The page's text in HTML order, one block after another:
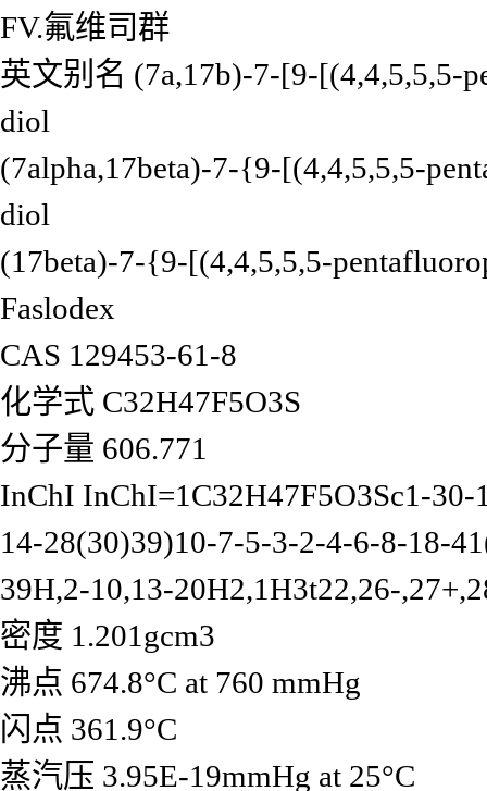
FV.氟维司群
英文别名 (7a,17b)-7-[9-[(4,4,5,5,5-
diol
(7alpha,17beta)-7-{9-[(4,4,5,5,5-
diol
(17beta)-7-{9-[(4,4,5,5,5-
Faslodex
CAS 129453-61-8
化学式 C32H47F5O3S
分子量 606.771
InChI InChI=1C32H47F5O3Sc1-
14-28(30)39)10-7-5-3-2-4-6-8-18-
39H,2-10,13-20H2,1H3t22,26-
密度 1.201gcm3
沸点 674.8°C at 760 mmHg
闪点 361.9°C
蒸汽压 3.95E-19mmHg at 25°C